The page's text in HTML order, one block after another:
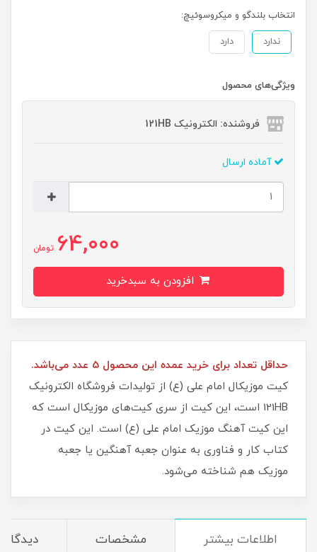
انتخاب بلندگو و میکروسوئیچ:
ندارد دارد
ویژگی‌های محصول
فروشنده: الکترونیک 121HB
آماده ارسال
64,000 تومان
حداقل تعداد برای خرید عمده این محصول 5 عدد می‌باشد.
کیت موزیکال امام علی (ع) از تولیدات فروشگاه الکترونیک
121HB است، این کیت از سری کیت‌های موزیکال است که
این کیت آهنگ موزیک امام علی (ع) است. این کیت در
کتاب کار و فناوری به عنوان جعبه آهنگین یا جعبه
موزیک هم شناخته می‌شود.
اطلاعات بیشتر مشخصات